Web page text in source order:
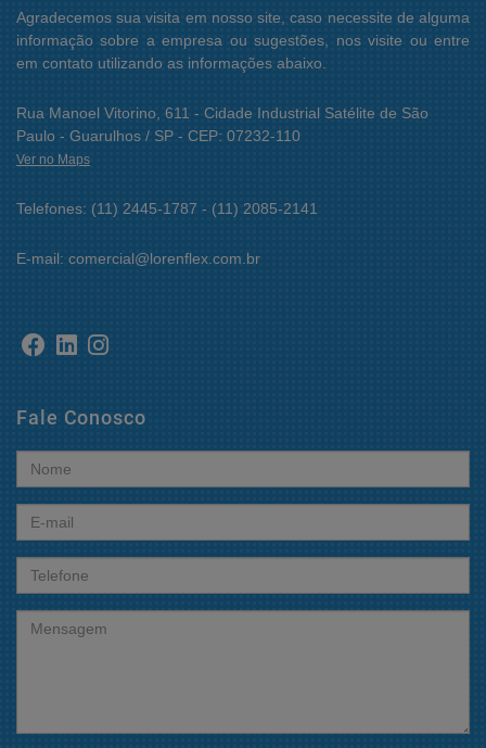
Agradecemos sua visita em nosso site, caso necessite de alguma
informação sobre a empresa ou sugestões, nos visite ou entre
em contato utilizando as informações abaixo.
Rua Manoel Vitorino, 611 - Cidade Industrial Satélite de São
Paulo - Guarulhos / SP - CEP: 07232-110
Ver no Maps
Telefones: (11) 2445-1787 - (11) 2085-2141
E-mail: comercial@lorenflex.com.br
Fale Conosco